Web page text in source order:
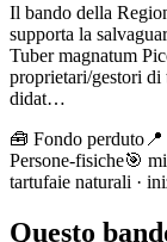
Il bando della
supporta la
Tuber magnatum
proprietari/gestori di
didat…
🧰 Fondo perduto
Persone-fisiche🎯
tartufaie naturali ·
Questo